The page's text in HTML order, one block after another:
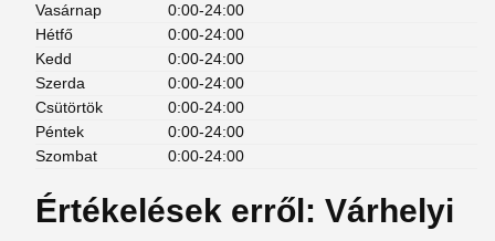
Vasárnap
0:00-24:00
Hétfő
0:00-24:00
Kedd
0:00-24:00
Szerda
0:00-24:00
Csütörtök
0:00-24:00
Péntek
0:00-24:00
Szombat
0:00-24:00
Értékelések erről: Várhelyi